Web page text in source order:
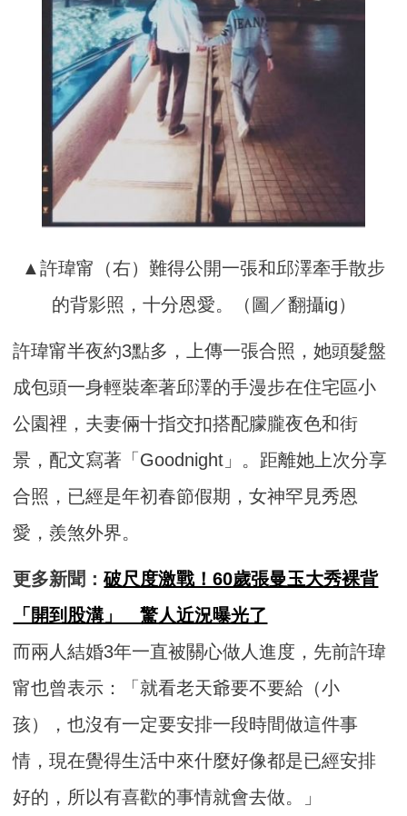
▲許瑋甯（右）難得公開一張和邱澤牽手散步
的背影照，十分恩愛。（圖／翻攝ig）
許瑋甯半夜約3點多，上傳一張合照，她頭髮盤
成包頭一身輕裝牽著邱澤的手漫步在住宅區小
公園裡，夫妻倆十指交扣搭配朦朧夜色和街
景，配文寫著「Goodnight」。距離她上次分享
合照，已經是年初春節假期，女神罕見秀恩
愛，羨煞外界。
更多新聞：破尺度激戰！60歲張曼玉大秀裸背
「開到股溝」 驚人近況曝光了
而兩人結婚3年一直被關心做人進度，先前許瑋
甯也曾表示：「就看老天爺要不要給（小
孩），也沒有一定要安排一段時間做這件事
情，現在覺得生活中來什麼好像都是已經安排
好的，所以有喜歡的事情就會去做。」